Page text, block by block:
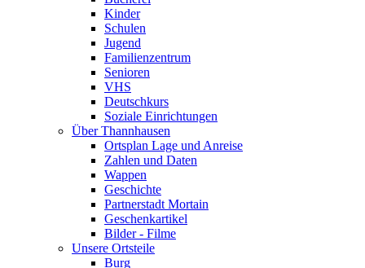
Kinder
Schulen
Jugend
Familienzentrum
Senioren
VHS
Deutschkurs
Soziale Einrichtungen
Über Thannhausen
Ortsplan Lage und Anreise
Zahlen und Daten
Wappen
Geschichte
Partnerstadt Mortain
Geschenkartikel
Bilder - Filme
Unsere Ortsteile
Burg